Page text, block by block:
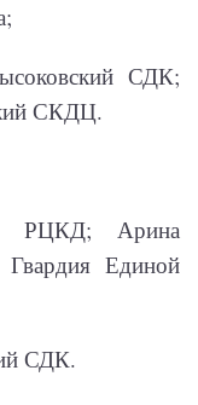
СДК;
СКДЦ.
РЦКД; Арина
Единой
СДК.